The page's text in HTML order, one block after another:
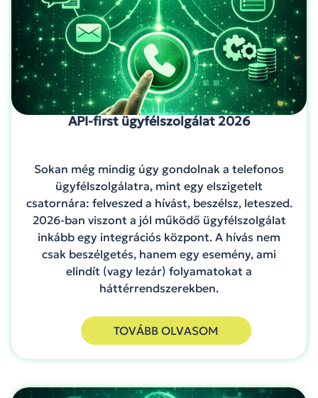
API-first ügyfélszolgálat 2026
Sokan még mindig úgy gondolnak a telefonos
ügyfélszolgálatra, mint egy elszigetelt
csatornára: felveszed a hívást, beszélsz, leteszed.
2026-ban viszont a jól működő ügyfélszolgálat
inkább egy integrációs központ. A hívás nem
csak beszélgetés, hanem egy esemény, ami
elindít (vagy lezár) folyamatokat a
háttérrendszerekben.
TOVÁBB OLVASOM